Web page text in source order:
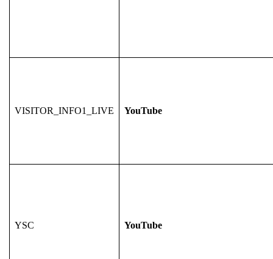
VISITOR_INFO1_LIVE YouTube
YSC YouTube